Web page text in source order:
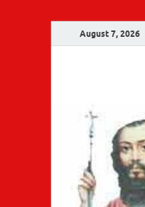
August 7, 2026